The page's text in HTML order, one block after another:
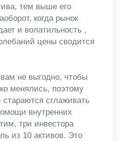
тем выше его
когда рынок
и волатильность ,
цены сводится
не выгодно, чтобы
менялись, поэтому
сглаживать
внутренних
три инвестора
из 10 активов. Это